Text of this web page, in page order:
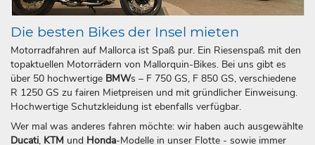
Die besten Bikes der Insel mieten
Motorradfahren auf Mallorca ist Spaß pur. Ein Riesenspaß mit den
topaktuellen Motorrädern von Mallorquin-Bikes. Bei uns gibt es
über 50 hochwertige BMWs – F 750 GS, F 850 GS, verschiedene
R 1250 GS zu fairen Mietpreisen und mit gründlicher Einweisung.
Hochwertige Schutzkleidung ist ebenfalls verfügbar.
Wer mal was anderes fahren möchte: wir haben auch ausgewählte
Ducati, KTM und Honda-Modelle in unser Flotte - sowie immer